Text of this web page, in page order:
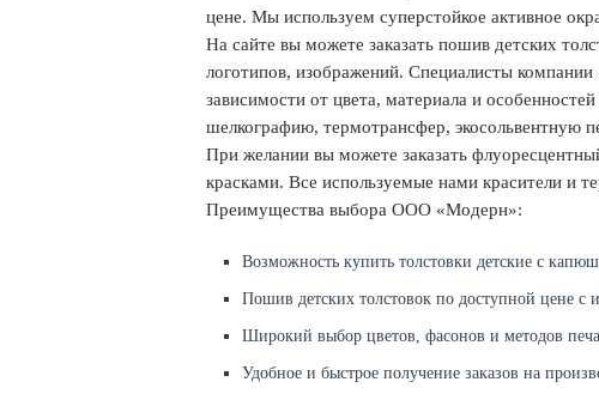
цене. Мы используем суперстойкое активное
На сайте вы можете заказать пошив детских
логотипов, изображений. Специалисты
зависимости от цвета, материала и
шелкографию, термотрансфер, экосольвентную
При желании вы можете заказать
красками. Все используемые нами красители и
Преимущества выбора ООО «Модерн»:
Возможность купить толстовки детские с
Пошив детских толстовок по доступной цене с
Широкий выбор цветов, фасонов и методов
Удобное и быстрое получение заказов на